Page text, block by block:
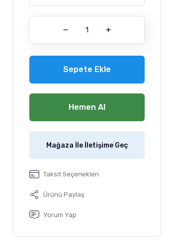
Sepete Ekle
Hemen Al
Mağaza İle İletişime Geç
Taksit Seçenekleri
Ürünü Paylaş
Yorum Yap